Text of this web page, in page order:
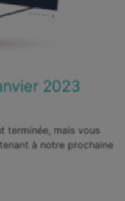
2023
terminée, mais vous
à notre prochaine